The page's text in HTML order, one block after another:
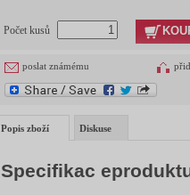
Počet kusů
poslat známému
Popis zboží Diskuse
Specifikac